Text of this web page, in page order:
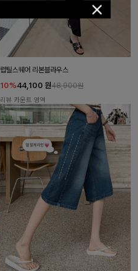
럽틸스퀘어 리본블라우스
10%44,100 원48,900원
리뷰 카운트 영역